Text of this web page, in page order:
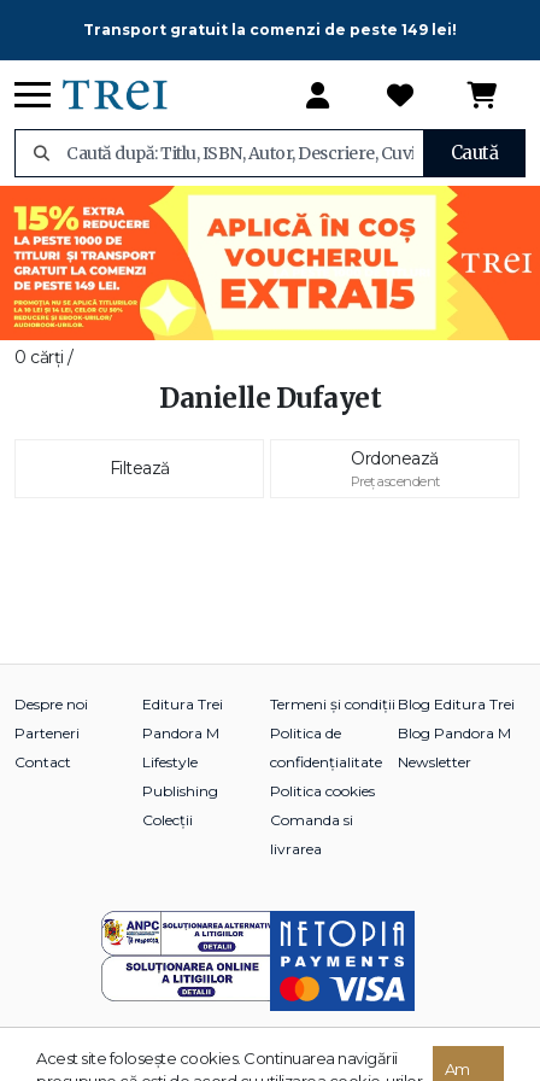
Transport gratuit la comenzi de peste 149 lei!
Caută
0 cărți /
Danielle Dufayet
Filtează Ordonează
Preț ascendent
Despre noi
Parteneri
Contact
Editura Trei
Pandora M
Lifestyle
Publishing
Colecții
Termeni și condiții
Politica de
confidențialitate
Politica cookies
Comanda si
livrarea
Blog Editura Trei
Blog Pandora M
Newsletter
© 2026 Grupul Editorial TREI. Toate drepturile rezervate.
Acest site foloseşte cookies. Continuarea navigării
Am